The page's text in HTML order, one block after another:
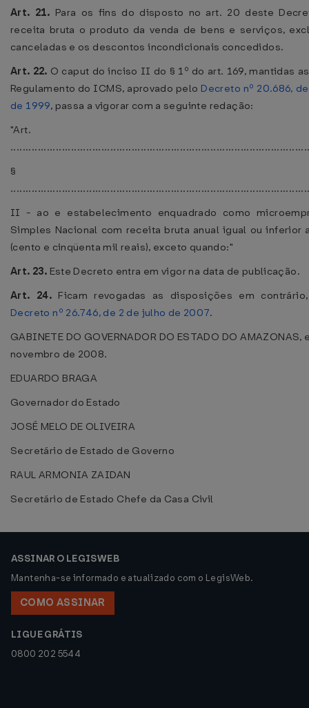
Art. 21. Para os fins do disposto no art. 20 deste
receita bruta o produto da venda de bens e serviços,
canceladas e os descontos incondicionais concedidos.
Art. 22. O caput do inciso II do § 1º do art. 169, mantidas
Regulamento do ICMS, aprovado pelo Decreto nº 20.686,
de 1999, passa a vigorar com a seguinte redação:
"Art.
§
II - ao e estabelecimento enquadrado como
Simples Nacional com receita bruta anual igual ou inferior
(cento e cinqüenta mil reais), exceto quando:"
Art. 23. Este Decreto entra em vigor na data de publicação.
Art. 24.Ficam revogadas as disposições em
Decreto nº 26.746, de 2 de julho de 2007.
GABINETE DO GOVERNADOR DO ESTADO DO AMAZONAS,
novembro de 2008.
EDUARDO BRAGA
Governador do Estado
JOSÉ MELO DE OLIVEIRA
Secretário de Estado de Governo
RAUL ARMONIA ZAIDAN
Secretário de Estado Chefe da Casa Civil
ASSINAR O LEGISWEB
Mantenha-se informado e atualizado com o LegisWeb.
COMO ASSINAR
LIGUE GRÁTIS
0800 202 5544